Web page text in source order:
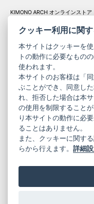
KIMONO ARCH オンラインストア
コーポレート
サイト
ニュースレター
お問い合わせ
プライバシーポリシー
ご利用規約
©
クッキー利用に関
本サイトはクッキーを
トの動作に必要なもの
使われます。
本サイトのお客様は「
ぶことができ、同意し
れ、拒否した場合は本
の使用を制限すること
り本サイトの動作に必
ることはありません。
また、クッキーに関す
らから行えます。詳細